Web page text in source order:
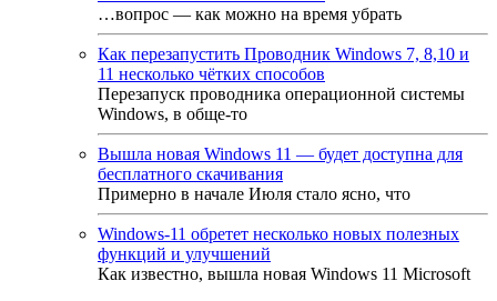
…вопрос — как можно на время убрать
Как перезапустить Проводник Windows 7, 8,10 и
11 несколько чётких способов
Перезапуск проводника операционной системы
Windows, в обще-то
Вышла новая Windows 11 — будет доступна для
бесплатного скачивания
Примерно в начале Июля стало ясно, что
Windows-11 обретет несколько новых полезных
функций и улучшений
Как известно, вышла новая Windows 11 Microsoft